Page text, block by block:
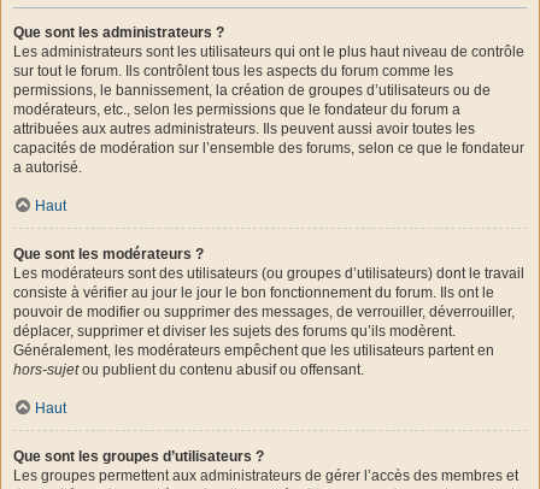
Que sont les administrateurs ?
Les administrateurs sont les utilisateurs qui ont le plus haut niveau de contrôle
sur tout le forum. Ils contrôlent tous les aspects du forum comme les
permissions, le bannissement, la création de groupes d’utilisateurs ou de
modérateurs, etc., selon les permissions que le fondateur du forum a
attribuées aux autres administrateurs. Ils peuvent aussi avoir toutes les
capacités de modération sur l’ensemble des forums, selon ce que le fondateur
a autorisé.
Haut
Que sont les modérateurs ?
Les modérateurs sont des utilisateurs (ou groupes d’utilisateurs) dont le travail
consiste à vérifier au jour le jour le bon fonctionnement du forum. Ils ont le
pouvoir de modifier ou supprimer des messages, de verrouiller, déverrouiller,
déplacer, supprimer et diviser les sujets des forums qu’ils modèrent.
Généralement, les modérateurs empêchent que les utilisateurs partent en
hors-sujetou publient du contenu abusif ou offensant.
Haut
Que sont les groupes d’utilisateurs ?
Les groupes permettent aux administrateurs de gérer l’accès des membres et